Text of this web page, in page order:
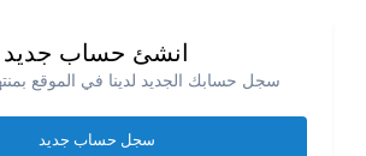
انشئ حساب جديد
سجل حسابك الجديد لدينا في الموقع
سجل حساب جديد